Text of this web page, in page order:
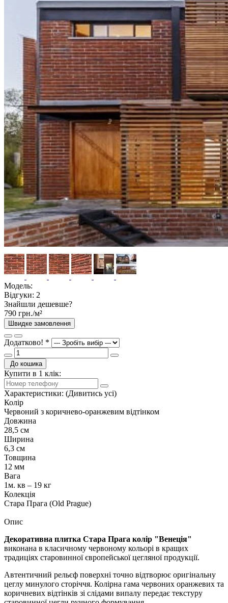
Модель:
Відгуки: 2
Знайшли дешевше?
790 грн./м²
Швидке замовлення
Додатково! *
До кошика
Купити в 1 клік:
Характеристики: (Дивитись усі)
Колір
Червоний з коричнево-оранжевим відтінком
Довжина
28,5 см
Ширина
6,3 см
Товщина
12 мм
Вага
1м. кв – 19 кг
Колекція
Стара Прага (Old Prague)
Опис
Декоративна плитка Стара Прага колір "Венеція"
виконана в класичному червоному кольорі в кращих
традиціях старовинної європейської цегляної продукції.
Автентичний рельєф поверхні точно відтворює оригінальну
цеглу минулого сторіччя. Колірна гама червоних оранжевих та
коричневих відтінків зі слідами випалу передає текстуру